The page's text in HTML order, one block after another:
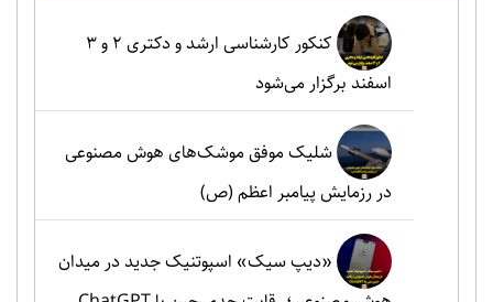
کنکور کارشناسی ارشد و دکتری ۲ و ۳
اسفند برگزار می‌شود
شلیک موفق موشک‌های هوش مصنوعی
در رزمایش پیامبر اعظم (ص)
«دیپ سیک» اسپوتنیک جدید در میدان